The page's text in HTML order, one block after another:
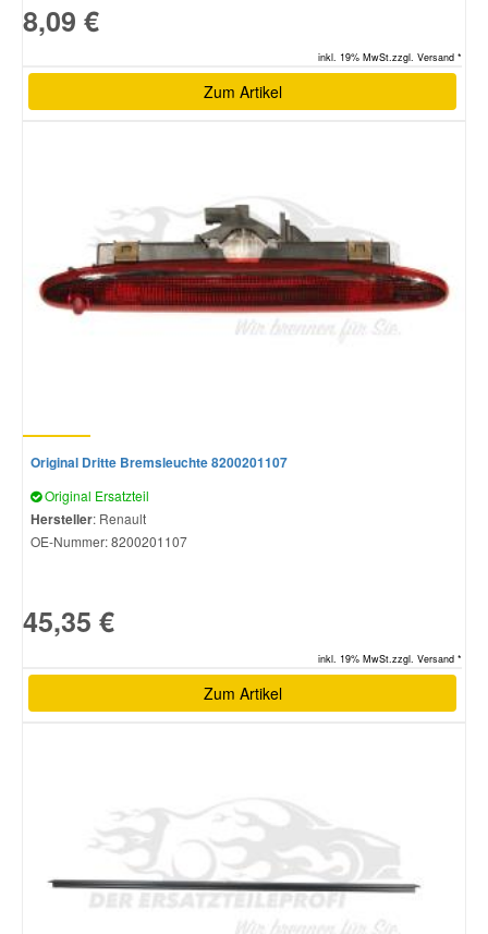
8,09 €
inkl. 19% MwSt.zzgl. Versand *
Zum Artikel
Original Dritte Bremsleuchte 8200201107
Original Ersatzteil
Hersteller: Renault
OE-Nummer:8200201107
45,35 €
inkl. 19% MwSt.zzgl. Versand *
Zum Artikel